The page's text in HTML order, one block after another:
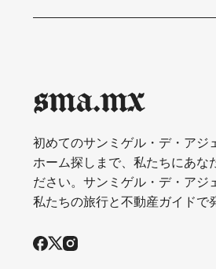
sma.mx
初めてのサンミゲル・デ・アジ
ホーム探しまで、私たちにあな
ださい。サンミゲル・デ・アジ
私たちの旅行と不動産ガイドで